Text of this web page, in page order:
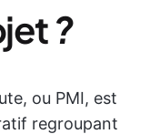
?
ou PMI, est
regroupant